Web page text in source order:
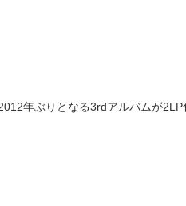
年ぶりとなる3rdアルバムが2LP